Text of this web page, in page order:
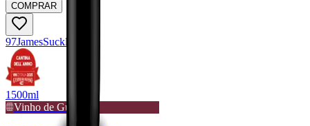
COMPRAR
97JamesSuckling
1500ml
Vinho de Guarda